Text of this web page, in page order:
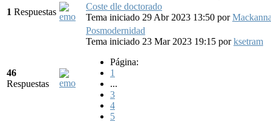
1 Respuestas
Coste dle doctorado
Tema iniciado 29 Abr 2023 13:50 por
46
Respuestas
Posmodernidad
Tema iniciado 23 Mar 2023 19:15 porksetram
Página:
1
...
3
4
5